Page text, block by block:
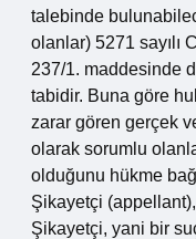
talebinde
olanlar) 5271 sayılı
237/1. maddesinde
tabidir. Buna göre
zarar gören gerçek
olarak sorumlu
olduğunu hükme
Şikayetçi
Şikayetçi, yani bir